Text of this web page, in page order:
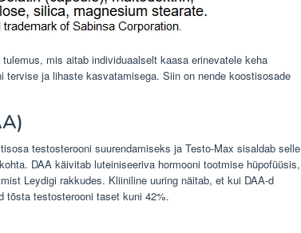
mis aitab individuaalselt kaasa erinevatele keha
tervise ja lihaste kasvatamisega. Siin on nende koostisosade
testosterooni suurendamiseks ja Testo-Max sisaldab selle
DAA käivitab luteiniseeriva hormooni tootmise hüpofüüsis,
Leydigi rakkudes. Kliiniline uuring näitab, et kui DAA-d
tõsta testosterooni taset kuni 42%.